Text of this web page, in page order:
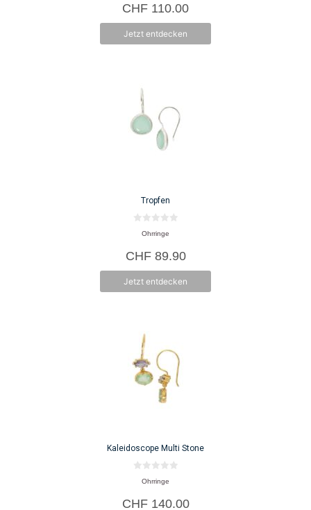
n
5
CHF 110.00
Jetzt entdecken
Tropfen
n
5
Ohrringe
CHF89.90
Jetzt entdecken
Kaleidoscope Multi Stone
n
Ohrringe
CHF140.00